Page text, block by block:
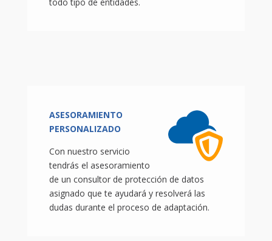
ASESORAMIENTO
PERSONALIZADO
Con nuestro servicio
tendrás el asesoramiento
de un consultor de protección de datos
asignado que te ayudará y resolverá las
dudas durante el proceso de adaptación.